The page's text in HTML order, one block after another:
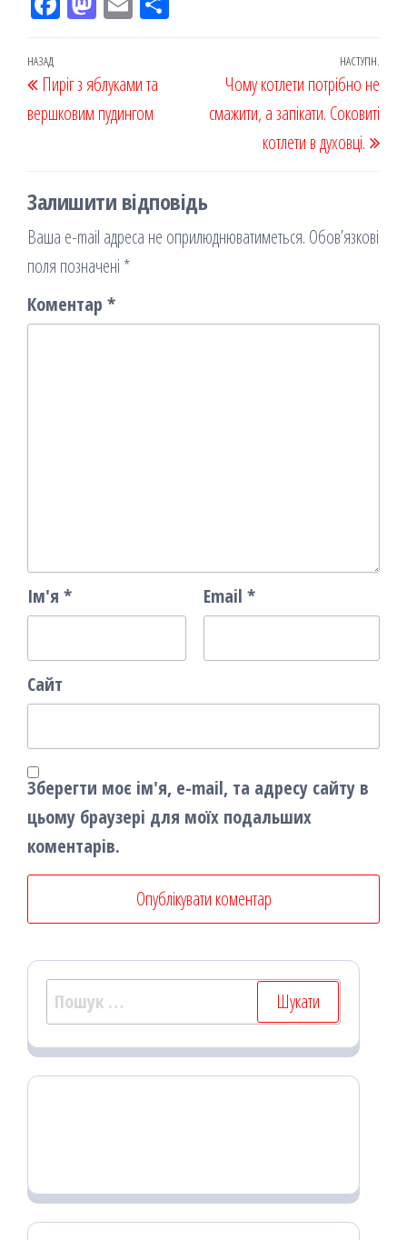
k on
Навігація
записів
Попередній
запис
НАЗАД
Пиріг з яблуками та
вершковим пудингом
НАСТУПН.
Чому котлети потрібно не
смажити, а запікати. Соковиті
котлети в духовці.
Залишити відповідь
Ваша e-mail адреса не оприлюднюватиметься. Обов’язкові
поля позначені *
Коментар *
Ім'я * Email *
Сайт
Зберегти моє ім'я, e-mail, та адресу сайту в
цьому браузері для моїх подальших
коментарів.
Пошук: